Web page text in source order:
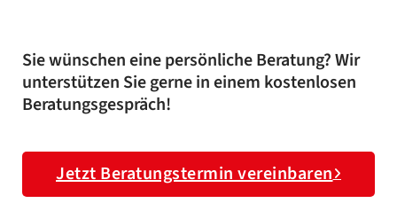
Sie wünschen eine persönliche Beratung? Wir
unterstützen Sie gerne in einem kostenlosen
Beratungsgespräch!
Jetzt Beratungstermin vereinbaren